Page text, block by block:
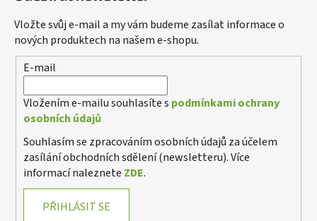
Vložte svůj e-mail a my vám budeme zasílat informace o
nových produktech na našem e-shopu.
E-mail
Vložením e-mailu souhlasíte s podmínkami ochrany
osobních údajů
Souhlasím se zpracováním osobních údajů za účelem
zasílání obchodních sdělení (newsletteru). Více
informací naleznete ZDE.
PŘIHLÁSIT SE